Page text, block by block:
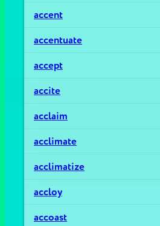
accent
accentuate
accept
accite
acclaim
acclimate
acclimatize
accloy
accoast